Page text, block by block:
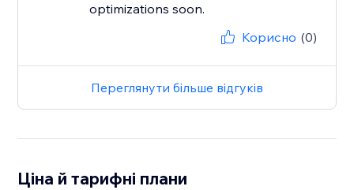
Корисно (0)
Переглянути більше відгуків
Ціна й тарифні плани